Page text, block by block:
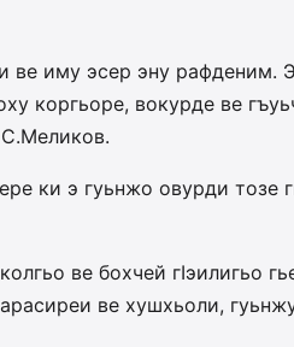
иму эсер эну рафденим.
коргьоре, вокурде ве
ки э гуьнжо овурди тозе
ве бохчей гIэилигьо
ве хушхьоли,